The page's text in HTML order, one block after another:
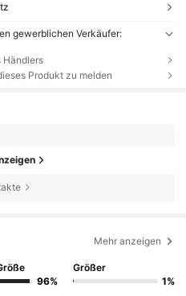
gewerblichen Verkäufer:
Händlers
Produkt zu melden
Mehr anzeigen
96%
Größer
1%